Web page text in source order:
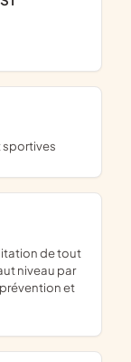
sportives
niveau par
et